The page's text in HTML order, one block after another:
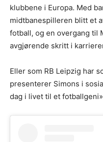
klubbene i Europa. Med
midtbanespilleren blitt et
fotball, og en overgang til
avgjørende skritt i
Eller som RB Leipzig har
presenterer Simons i
dag i livet til et fotballgeni»